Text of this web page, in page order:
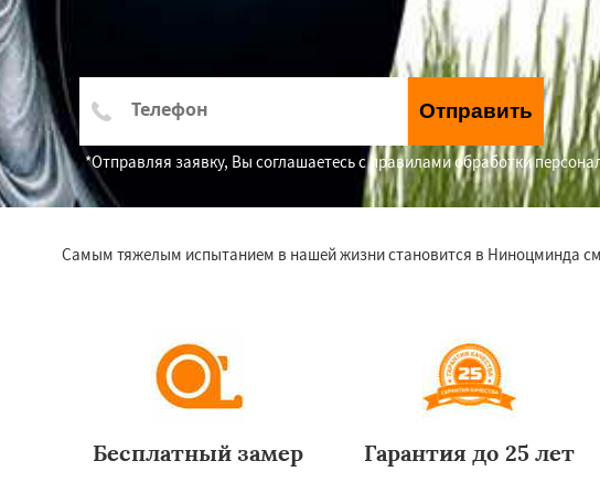
Отправить
*Отправляя заявку, Вы соглашаетесь с правилами обработки
Самым тяжелым испытанием в нашей жизни становится в Ниноцминда
Бесплатный замер Гарантия до 25 лет